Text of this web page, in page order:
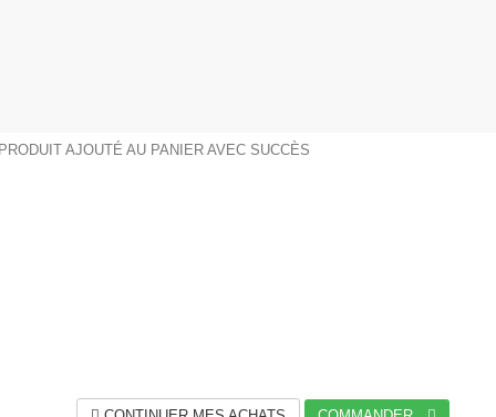
AJOUTÉ AU PANIER AVEC SUCCÈS